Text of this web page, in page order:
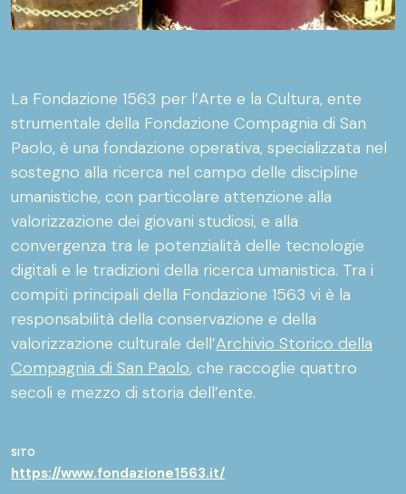
SITO
https://www.fondazione1563.it/
La Fondazione 1563 per l’Arte e la Cultura, ente
strumentale della Fondazione Compagnia di San
Paolo, è una fondazione operativa, specializzata nel
sostegno alla ricerca nel campo delle discipline
umanistiche, con particolare attenzione alla
valorizzazione dei giovani studiosi, e alla
convergenza tra le potenzialità delle tecnologie
digitali e le tradizioni della ricerca umanistica. Tra i
compiti principali della Fondazione 1563 vi è la
responsabilità della conservazione e della
valorizzazione culturale dell’Archivio Storico della
Compagnia di San Paolo, che raccoglie quattro
secoli e mezzo di storia dell’ente.